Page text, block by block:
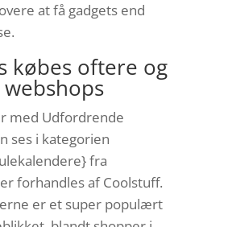
at få gadgets end
købes oftere og
med Udfordrende
ses i kategorien
fra
forhandles af Coolstuff.
er et super populært